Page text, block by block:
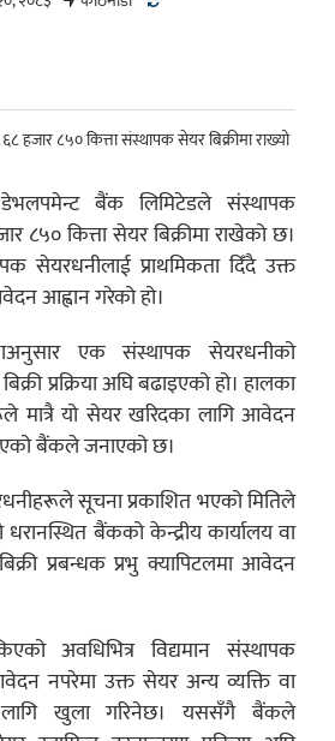
डेभलपमेन्ट बैंक लिमिटेडले संस्थापक
८५० कित्ता सेयर बिक्रीमा राखेको छ।
सेयरधनीलाई प्राथमिकता दिँदै उक्त
आह्वान गरेको हो।
एक संस्थापक सेयरधनीको
प्रक्रिया अघि बढाइएको हो। हालका
मात्रै यो सेयर खरिदका लागि आवेदन
बैंकले जनाएको छ।
सूचना प्रकाशित भएको मितिले
धरानस्थित बैंकको केन्द्रीय कार्यालय वा
प्रबन्धक प्रभु क्यापिटलमा आवेदन
अवधिभित्र विद्यमान संस्थापक
नपरेमा उक्त सेयर अन्य व्यक्ति वा
लागि खुला गरिनेछ। यससँगै बैंकले